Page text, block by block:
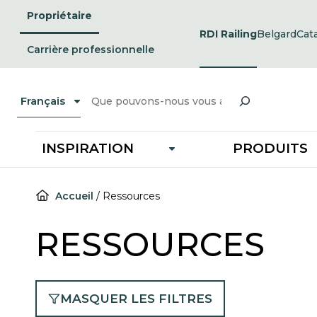
contenu
Propriétaire
Carrière professionnelle
RDI RailingBelgard
opens
new
Français
INSPIRATION PRODUITS
Accueil / Ressources
RESSOURCES
MASQUER LES FILTRES